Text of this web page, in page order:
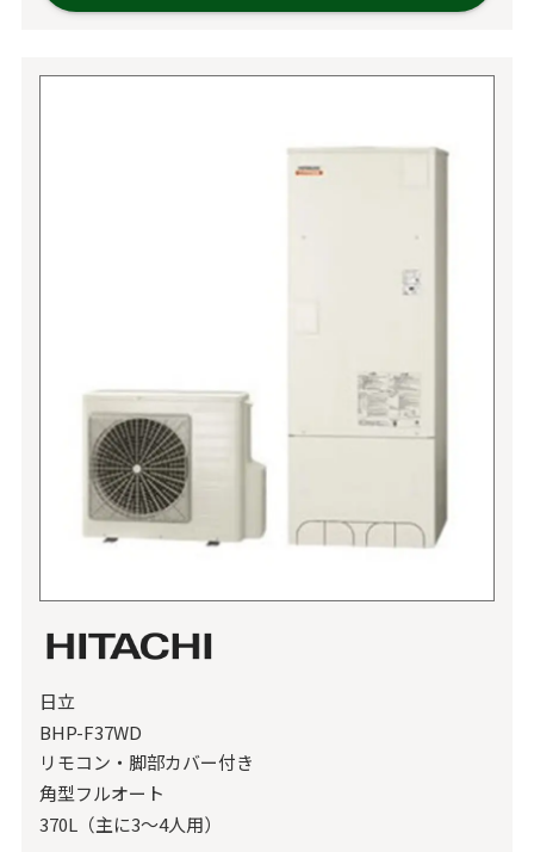
日立
BHP-F37WD
リモコン・脚部カバー付き
角型フルオート
370L（主に3～4人用）